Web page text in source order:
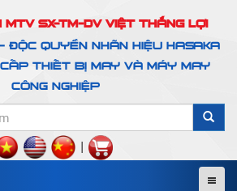
MTV SX-TM-DV VIỆT THẮNG LỢI
ĐỘC QUYỀN NHÃN HIỆU HASAKA
CẤP THIẾT BỊ MAY VÀ MÁY MAY
CÔNG NGHIỆP
|
Menu